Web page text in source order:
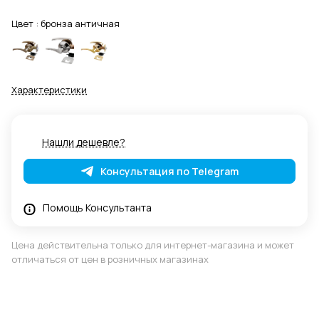
Цвет : бронза античная
Характеристики
Нашли дешевле?
Консультация по Telegram
Помощь Консультанта
Цена действительна только для интернет-магазина и может
отличаться от цен в розничных магазинах